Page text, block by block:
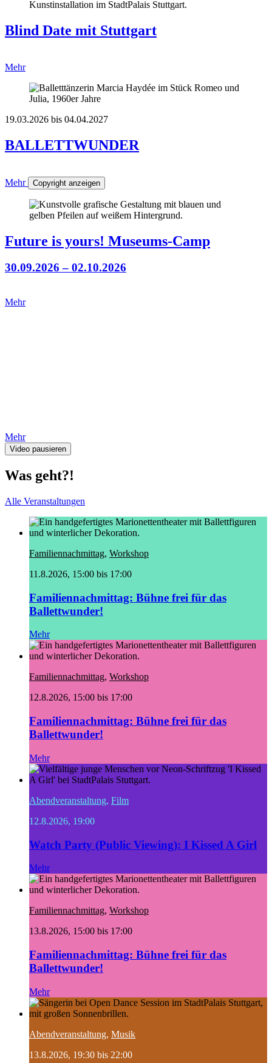
Blind Date mit Stuttgart
Mehr
19.03.2026 bis 04.04.2027
BALLETTWUNDER
Mehr Copyright anzeigen
Future is yours! Museums-Camp
30.09.2026 – 02.10.2026
Mehr
Mehr
Video pausieren
Was geht?!
Alle Veranstaltungen
Familiennachmittag, Workshop
11.8.2026, 15:00 bis 17:00
Familiennachmittag: Bühne frei für das
Ballettwunder!
Mehr
Familiennachmittag, Workshop
12.8.2026, 15:00 bis 17:00
Familiennachmittag: Bühne frei für das
Ballettwunder!
Mehr
Abendveranstaltung, Film
12.8.2026, 19:00
Watch Party (Public Viewing): I Kissed A Girl
Mehr
Familiennachmittag, Workshop
13.8.2026, 15:00 bis 17:00
Familiennachmittag: Bühne frei für das
Ballettwunder!
Mehr
Abendveranstaltung, Musik
13.8.2026, 19:30 bis 22:00